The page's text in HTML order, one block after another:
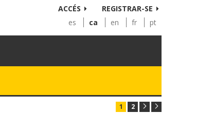
ACCÉS
REGISTRAR-SE
es
ca en fr pt
1 2